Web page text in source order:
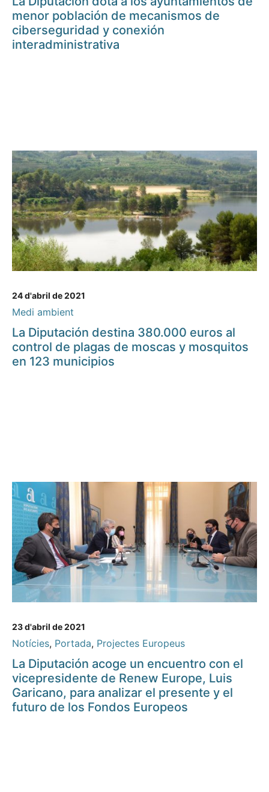
menor población de mecanismos de
ciberseguridad y conexión
interadministrativa
24 d'abril de 2021
Medi ambient
La Diputación destina 380.000 euros al
control de plagas de moscas y mosquitos
en 123 municipios
23 d'abril de 2021
Notícies, Portada, Projectes Europeus
La Diputación acoge un encuentro con el
vicepresidente de Renew Europe, Luis
Garicano, para analizar el presente y el
futuro de los Fondos Europeos